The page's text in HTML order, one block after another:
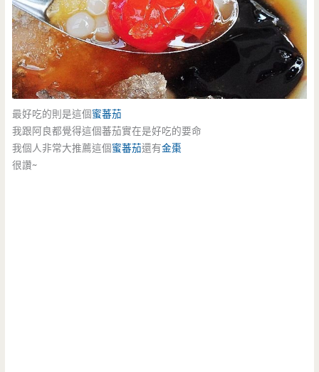
最好吃的則是這個蜜蕃茄
我跟阿良都覺得這個蕃茄實在是好吃的要命
我個人非常大推薦這個蜜蕃茄還有金棗
很讚~